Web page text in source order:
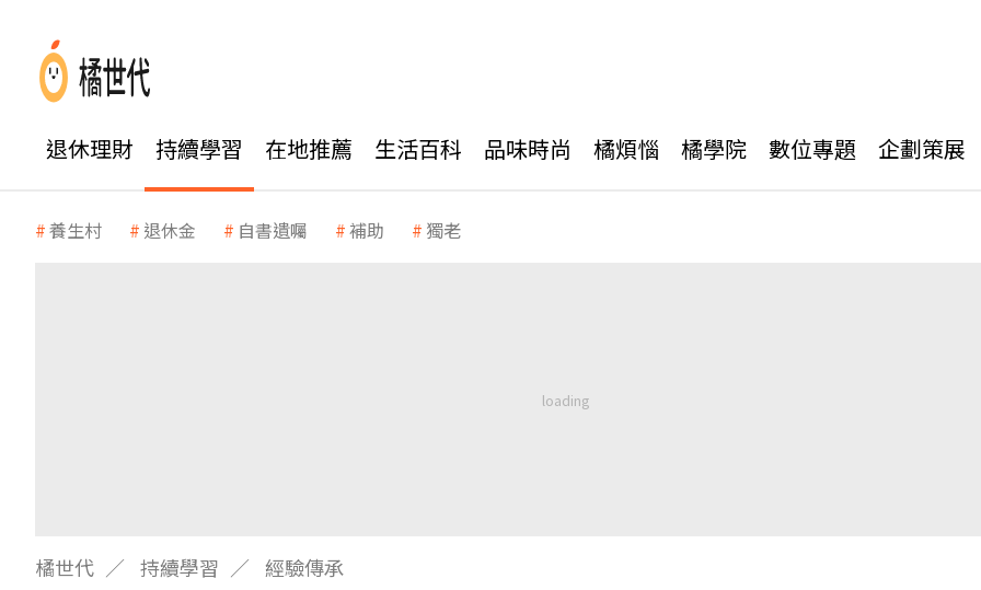
退休理財 持續學習 在地推薦 生活百科 品味時尚 橘煩惱 橘學院 數位專題 企劃策展
養生村 退休金 自書遺囑 補助 獨老
橘世代 持續學習 經驗傳承